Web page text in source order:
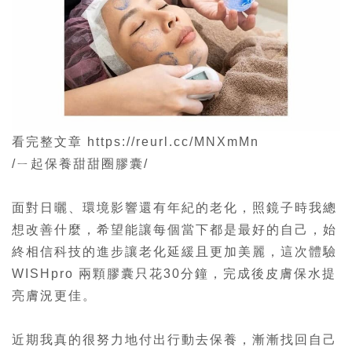
看完整文章 https://reurl.cc/MNXmMn
/ㄧ起保養甜甜圈膠囊/
面對日曬、環境影響還有年紀的老化，照鏡子時我總
想改善什麼，希望能讓每個當下都是最好的自己，始
終相信科技的進步讓老化延緩且更加美麗，這次體驗
WISHpro 兩顆膠囊只花30分鐘，完成後皮膚保水提
亮膚況更佳。
近期我真的很努力地付出行動去保養，漸漸找回自己